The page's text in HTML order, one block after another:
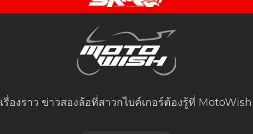
เรื่องราว ข่าวสองล้อที่สาวกไบค์เกอร์ต้องรู้ที่ MotoWish